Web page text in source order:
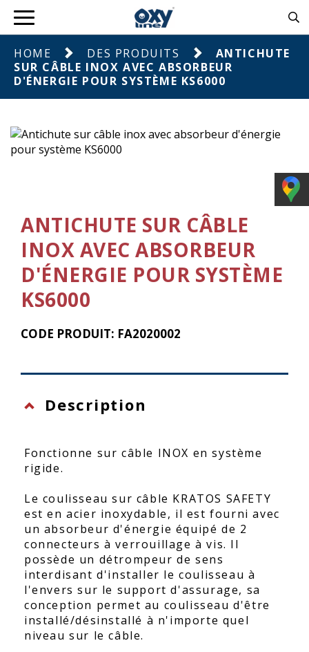
HOME DES PRODUITS
ANTICHUTE
SUR CÂBLE INOX AVEC ABSORBEUR
D'ÉNERGIE POUR SYSTÈME KS6000
ANTICHUTE SUR CÂBLE
INOX AVEC ABSORBEUR
D'ÉNERGIE POUR SYSTÈME
KS6000
CODE PRODUIT: FA2020002
Description
Fonctionne sur câble INOX en système
rigide.
Le coulisseau sur câble KRATOS SAFETY
est en acier inoxydable, il est fourni avec
un absorbeur d'énergie équipé de 2
connecteurs à verrouillage à vis. Il
possède un détrompeur de sens
interdisant d'installer le coulisseau à
l'envers sur le support d'assurage, sa
conception permet au coulisseau d'être
installé/désinstallé à n'importe quel
niveau sur le câble.